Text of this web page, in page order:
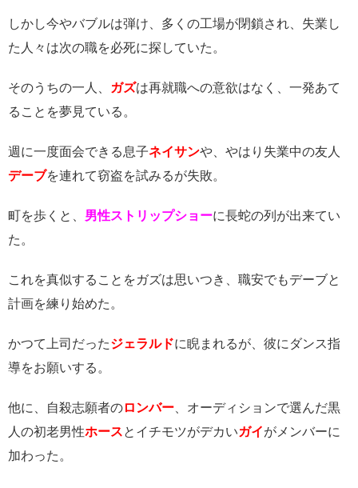
しかし今やバブルは弾け、多くの工場が閉鎖され、失業し
た人々は次の職を必死に探していた。
そのうちの一人、 ガズは再就職への意欲はなく、一発あて
ることを夢見ている。
週に一度面会できる息子ネイサンや、やはり失業中の友人
デーブを連れて窃盗を試みるが失敗。
町を歩くと、 男性ストリップショーに長蛇の列が出来てい
た。
これを真似することをガズは思いつき、職安でもデーブと
計画を練り始めた。
かつて上司だったジェラルドに睨まれるが、彼にダンス指
導をお願いする。
他に、自殺志願者のロンバー 、オーディションで選んだ黒
人の初老男性ホースとイチモツがデカいガイがメンバーに
加わった。